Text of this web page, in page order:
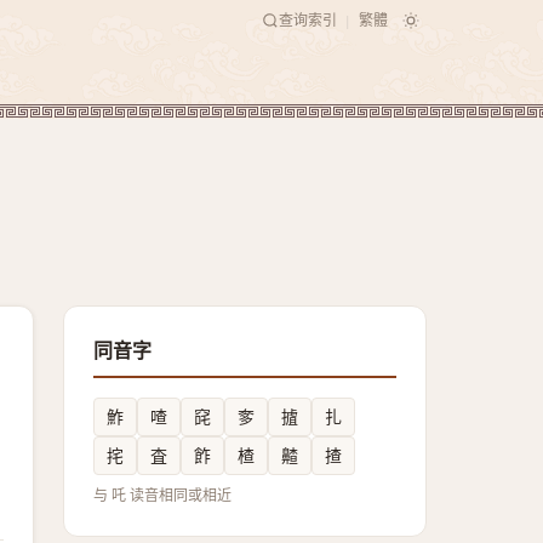
查询索引 繁體
同音字
鮓 喳 䆛 奓 摣
扎
挓
査 飵 楂 齄 揸
与 吒 读音相同或相近